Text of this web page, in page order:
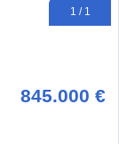
1 / 1
845.000 €